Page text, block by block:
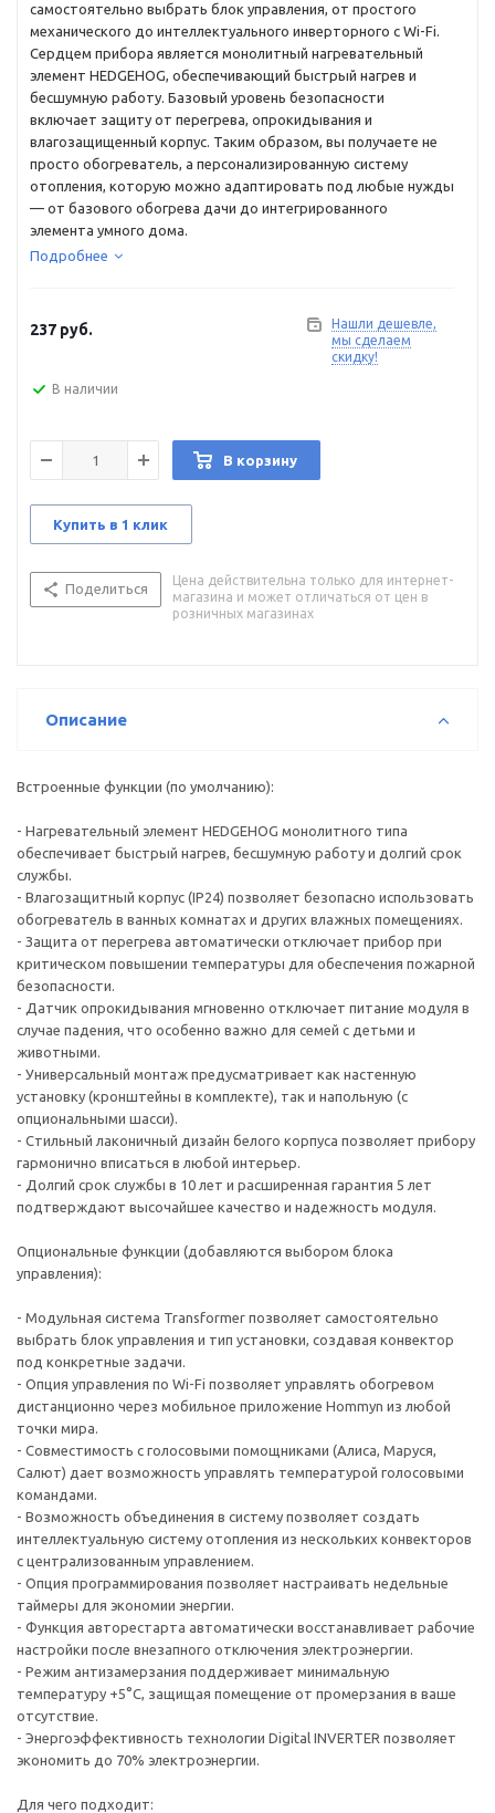
самостоятельно выбрать блок управления, от простого
механического до интеллектуального инверторного с Wi-Fi.
Сердцем прибора является монолитный нагревательный
элемент HEDGEHOG, обеспечивающий быстрый нагрев и
бесшумную работу. Базовый уровень безопасности
включает защиту от перегрева, опрокидывания и
влагозащищенный корпус. Таким образом, вы получаете не
просто обогреватель, а персонализированную систему
отопления, которую можно адаптировать под любые нужды
— от базового обогрева дачи до интегрированного
элемента умного дома.
Подробнее
237 руб.
Нашли дешевле,
мы сделаем
скидку!
В наличии
В корзину
Купить в 1 клик
Поделиться
Цена действительна только для интернет-
магазина и может отличаться от цен в
розничных магазинах
Описание
Встроенные функции (по умолчанию):
- Нагревательный элемент HEDGEHOG монолитного типа
обеспечивает быстрый нагрев, бесшумную работу и долгий срок
службы.
- Влагозащитный корпус (IP24) позволяет безопасно использовать
обогреватель в ванных комнатах и других влажных помещениях.
- Защита от перегрева автоматически отключает прибор при
критическом повышении температуры для обеспечения пожарной
безопасности.
- Датчик опрокидывания мгновенно отключает питание модуля в
случае падения, что особенно важно для семей с детьми и
животными.
- Универсальный монтаж предусматривает как настенную
установку (кронштейны в комплекте), так и напольную (с
опциональными шасси).
- Стильный лаконичный дизайн белого корпуса позволяет прибору
гармонично вписаться в любой интерьер.
- Долгий срок службы в 10 лет и расширенная гарантия 5 лет
подтверждают высочайшее качество и надежность модуля.
Опциональные функции (добавляются выбором блока
управления):
- Модульная система Transformer позволяет самостоятельно
выбрать блок управления и тип установки, создавая конвектор
под конкретные задачи.
- Опция управления по Wi-Fi позволяет управлять обогревом
дистанционно через мобильное приложение Hommyn из любой
точки мира.
- Совместимость с голосовыми помощниками (Алиса, Маруся,
Салют) дает возможность управлять температурой голосовыми
командами.
- Возможность объединения в систему позволяет создать
интеллектуальную систему отопления из нескольких конвекторов
с централизованным управлением.
- Опция программирования позволяет настраивать недельные
таймеры для экономии энергии.
- Функция авторестарта автоматически восстанавливает рабочие
настройки после внезапного отключения электроэнергии.
- Режим антизамерзания поддерживает минимальную
температуру +5°C, защищая помещение от промерзания в ваше
отсутствие.
- Энергоэффективность технологии Digital INVERTER позволяет
экономить до 70% электроэнергии.
Для чего подходит: